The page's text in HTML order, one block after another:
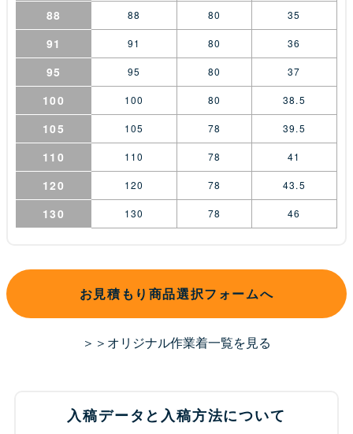
88 88 80 35
91 91 80 36
95 95 80 37
100 100 80 38.5
105 105 78 39.5
110 110 78 41
120 120 78 43.5
130 130 78 46
お見積もり商品選択フォームへ
＞＞オリジナル作業着一覧を見る
入稿データと入稿方法について